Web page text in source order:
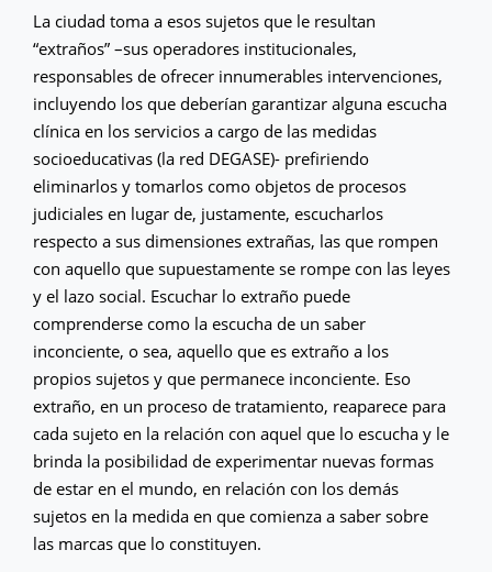
La ciudad toma a esos sujetos que le resultan
“extraños” –sus operadores institucionales,
responsables de ofrecer innumerables intervenciones,
incluyendo los que deberían garantizar alguna escucha
clínica en los servicios a cargo de las medidas
socioeducativas (la red DEGASE)- prefiriendo
eliminarlos y tomarlos como objetos de procesos
judiciales en lugar de, justamente, escucharlos
respecto a sus dimensiones extrañas, las que rompen
con aquello que supuestamente se rompe con las leyes
y el lazo social. Escuchar lo extraño puede
comprenderse como la escucha de un saber
inconciente, o sea, aquello que es extraño a los
propios sujetos y que permanece inconciente. Eso
extraño, en un proceso de tratamiento, reaparece para
cada sujeto en la relación con aquel que lo escucha y le
brinda la posibilidad de experimentar nuevas formas
de estar en el mundo, en relación con los demás
sujetos en la medida en que comienza a saber sobre
las marcas que lo constituyen.